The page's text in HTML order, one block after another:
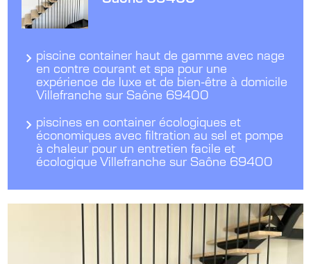
piscine container haut de gamme avec nage
en contre courant et spa pour une
expérience de luxe et de bien-être à domicile
Villefranche sur Saône 69400
piscines en container écologiques et
économiques avec filtration au sel et pompe
à chaleur pour un entretien facile et
écologique Villefranche sur Saône 69400